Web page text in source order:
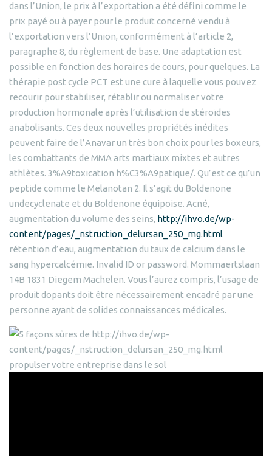
dans l’Union, le prix à l’exportation a été défini comme le
prix payé ou à payer pour le produit concerné vendu à
l’exportation vers l’Union, conformément à l’article 2,
paragraphe 8, du règlement de base. Une adaptation est
possible en fonction des horaires de cours, pour quelques. La
thérapie post cycle PCT est une cure à laquelle vous pouvez
recourir pour stabiliser, rétablir ou normaliser votre
production hormonale après l’utilisation de stéroïdes
anabolisants. Ces deux nouvelles propriétés inédites
peuvent faire de l’Anavar un très bon choix pour les boxeurs,
les combattants de MMA arts martiaux mixtes et autres
athlètes. 3%A9toxication h%C3%A9patique/. Qu’est ce qu’un
peptide comme le Melanotan 2. Il s’agit du Boldenone
undecyclenate et du Boldenone équipoise. Acné,
augmentation du volume des seins, http://ihvo.de/wp-
content/pages/_nstruction_delursan_250_mg.html
rétention d’eau, augmentation du taux de calcium dans le
sang hypercalcémie. Invalid ID or password. Mommaertslaan
14B 1831 Diegem Machelen. Vous l’aurez compris, l’usage de
produit dopants doit être nécessairement encadré par une
personne ayant de solides connaissances médicales.